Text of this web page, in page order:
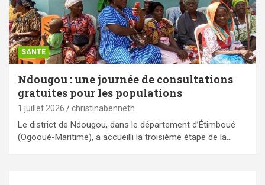
SANTÉ
Ndougou : une journée de consultations
gratuites pour les populations
1 juillet 2026 christinabenneth
Le district de Ndougou, dans le département d’Étimboué
(Ogooué-Maritime), a accueilli la troisième étape de la…